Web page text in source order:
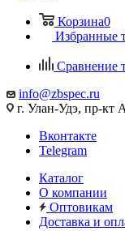
Корзина0
Избранные
Сравнение
info@zbspec.ru
г. Улан-Удэ, пр-кт
Вконтакте
Telegram
Каталог
О компании
Оптовикам
Доставка и